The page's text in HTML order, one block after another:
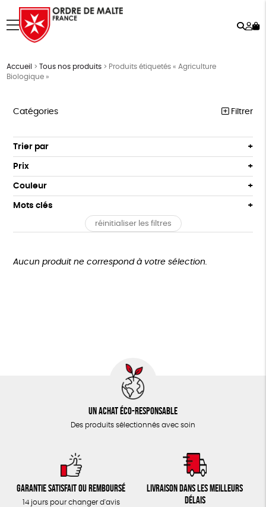
menu
Accueil >Tous nos produits > Produits étiquetés « Agriculture
Biologique »
Catégories Filtrer
NOTRE COLLECTION
ACCESSOIRES
MAISON
BIEN-ÊTRE
ÉPICERIE
Trier par
Par défaut
Popularité
Prix : du - cher au + cher
Prix : du + cher au - cher
Prix
Tous
0 € - 50 €
Plus de 200€
Couleur
Blanc Pur
violet
Mots clés
Biodégradable Cosme Bio
réinitialiser les filtres
Aucun produit ne correspond à votre sélection.
Un achat éco-responsable
Des produits sélectionnés avec soin
Garantie satisfait ou remboursé
14 jours pour changer d'avis
Livraison dans les meilleurs
délais